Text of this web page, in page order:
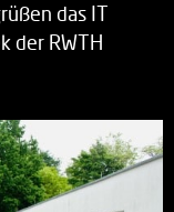
das IT
der RWTH